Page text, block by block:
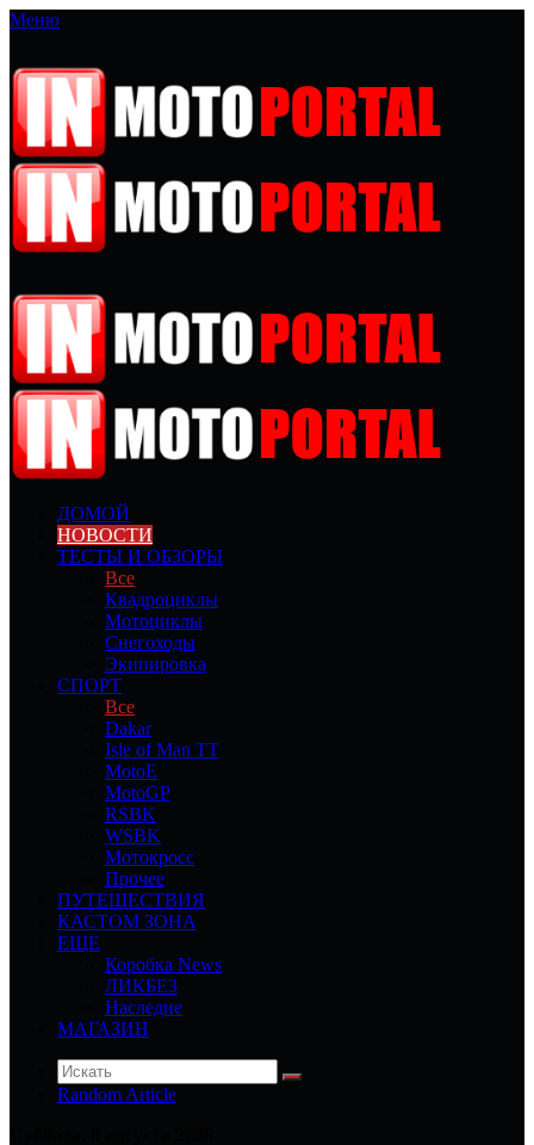
Меню
ДОМОЙ
НОВОСТИ
ТЕСТЫ И ОБЗОРЫ
Все
Квадроциклы
Мотоциклы
Снегоходы
Экипировка
СПОРТ
Все
Dakar
Isle of Man TT
MotoE
MotoGP
RSBK
WSBK
Мотокросс
Прочее
ПУТЕШЕСТВИЯ
КАСТОМ ЗОНА
ЕЩЕ
Коробка News
ЛИКБЕЗ
Наследие
МАГАЗИН
Random Article